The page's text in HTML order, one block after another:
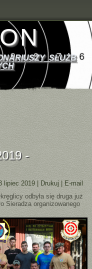
SŁUŻB
-
lipiec 2019 Drukuj |E-mail
odbyła się druga już
Sieradza organizowanego